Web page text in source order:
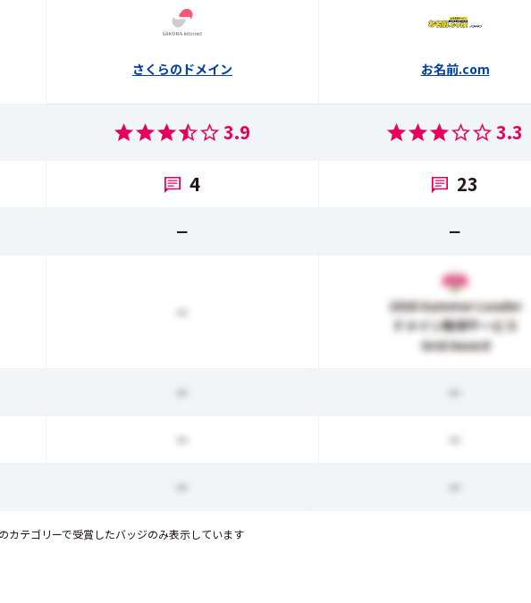
さくらのドメイン お名前.com
3.9 3.3
4 23
ー ー
ー
2026 Summer Leader
ドメイン取得サービス
Grid Award
ー ー
ー ー
ー ー
テゴリーで受賞したバッジのみ表示しています